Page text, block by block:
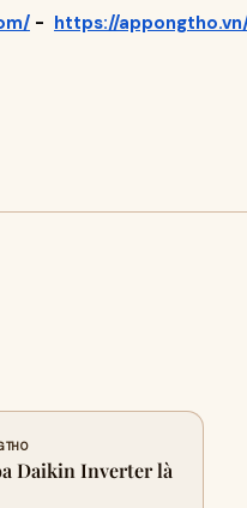
- https://
Daikin Inverter là